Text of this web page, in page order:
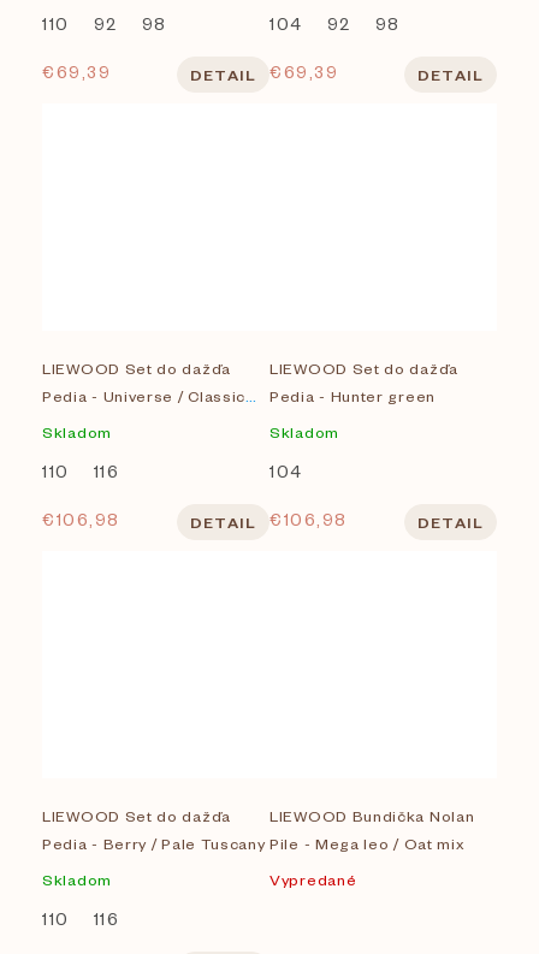
110 92 98
€69,39 DETAIL
104 92 98
€69,39 DETAIL
LIEWOOD Set do dažďa
Pedia - Universe / Classic
Skladom
110 116
€106,98 DETAIL
LIEWOOD Set do dažďa
Pedia - Hunter green
Skladom
104
€106,98 DETAIL
LIEWOOD Set do dažďa
Pedia - Berry / Pale Tuscany
Skladom
110 116
LIEWOOD Bundička Nolan
Pile - Mega leo / Oat mix
Vypredané